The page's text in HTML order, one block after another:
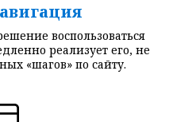
воспользоваться
реализует его, не
«шагов» по сайту.